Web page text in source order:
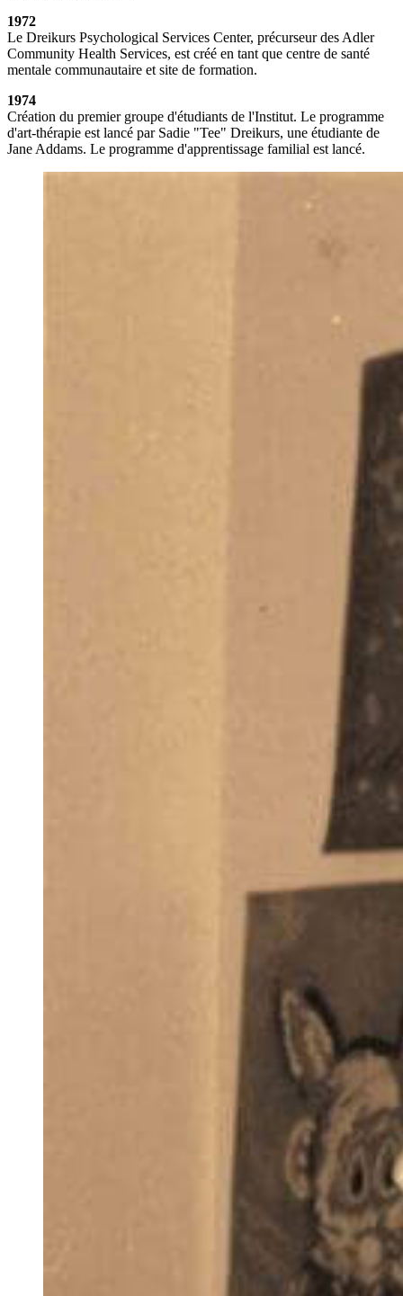
1972
Le Dreikurs Psychological Services Center, précurseur des Adler
Community Health Services, est créé en tant que centre de santé
mentale communautaire et site de formation.
1974
Création du premier groupe d'étudiants de l'Institut. Le programme
d'art-thérapie est lancé par Sadie "Tee" Dreikurs, une étudiante de
Jane Addams. Le programme d'apprentissage familial est lancé.